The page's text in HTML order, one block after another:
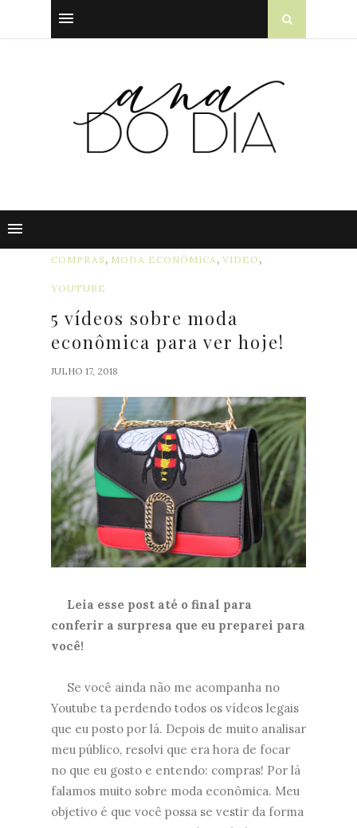
COMPRAS , MODA ECONÔMICA, VIDEO ,
YOUTUBE
5 vídeos sobre moda
econômica para ver hoje!
JULHO 17, 2018
Leia esse post até o final para
conferir a surpresa que eu preparei para
você!
Se você ainda não me acompanha no
Youtube ta perdendo todos os vídeos legais
que eu posto por lá. Depois de muito analisar
meu público, resolvi que era hora de focar
no que eu gosto e entendo: compras! Por lá
falamos muito sobre moda econômica. Meu
objetivo é que você possa se vestir da forma